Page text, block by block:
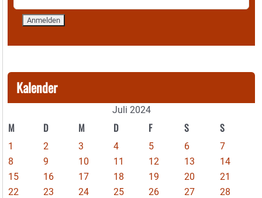
Kalender
Juli 2024
M D M D F S S
1 2 3 4 5 6
7
8
9 10 11 12 13
14
15
16 17 18 19 20
21
22
23 24 25 26 27
28